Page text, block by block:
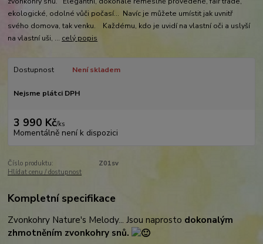
ekologické, odolné vůči počasí... Navíc je můžete umístit jak uvnitř
svého domova, tak venku. Každému, kdo je uvidí na vlastní oči a uslyší
na vlastní uši, ... celý popis
Dostupnost Není skladem
Nejsme plátci DPH
3 990 Kč/ks
Momentálně není k dispozici
Číslo produktu:
Z01sv
Hlídat cenu / dostupnost
Kompletní specifikace
Zvonkohry Nature's Melody... Jsou naprosto dokonalým
zhmotněním zvonkohry snů.